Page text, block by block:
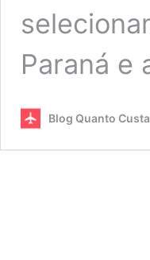
Paraná
Blog Quanto